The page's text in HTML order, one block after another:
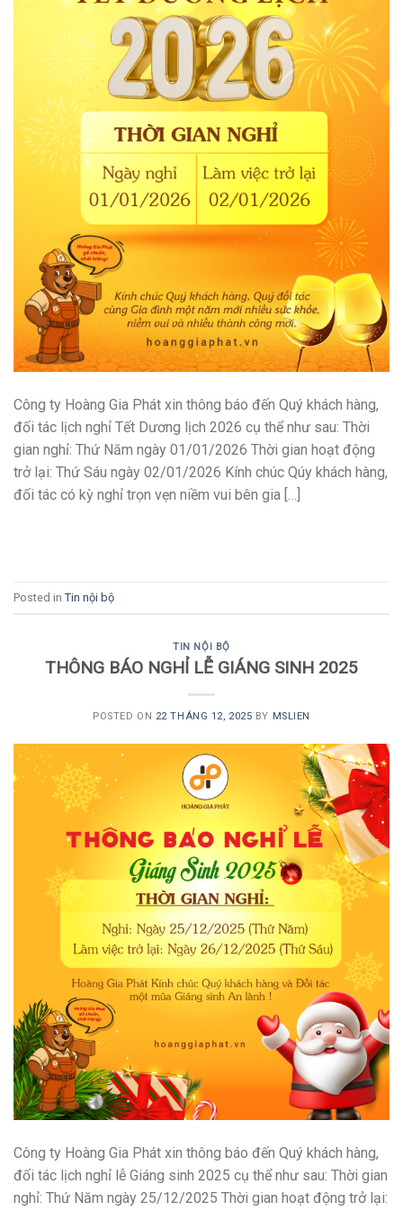
Công ty Hoàng Gia Phát xin thông báo đến Quý khách hàng,
đối tác lịch nghỉ Tết Dương lịch 2026 cụ thể như sau: Thời
gian nghỉ: Thứ Năm ngày 01/01/2026 Thời gian hoạt động
trở lại: Thứ Sáu ngày 02/01/2026 Kính chúc Qúy khách hàng,
đối tác có kỳ nghỉ trọn vẹn niềm vui bên gia […]
Posted in Tin nội bộ
TIN NỘI BỘ
THÔNG BÁO NGHỈ LỄ GIÁNG SINH 2025
POSTED ON 22 THÁNG 12, 2025 BY MSLIEN
Công ty Hoàng Gia Phát xin thông báo đến Quý khách hàng,
đối tác lịch nghỉ lễ Giáng sinh 2025 cụ thể như sau: Thời gian
nghỉ: Thứ Năm ngày 25/12/2025 Thời gian hoạt động trở lại: